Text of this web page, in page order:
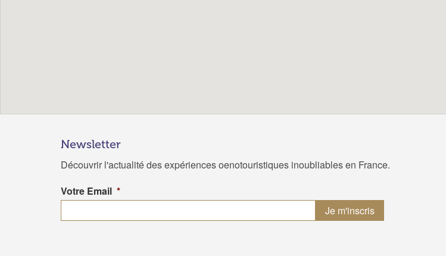
Newsletter
Découvrir l'actualité des expériences oenotouristiques inoubliables en France.
Votre Email *